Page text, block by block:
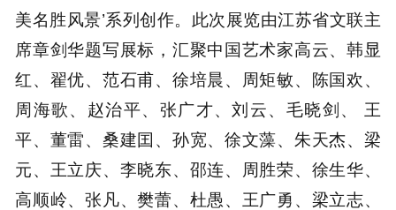
美名胜风景’系列创作。此次展览由江苏省文联主
席章剑华题写展标，汇聚中国艺术家高云、韩显
红、翟优、范石甫、徐培晨、周矩敏、陈国欢、
周海歌、赵治平、张广才、刘云、毛晓剑、 王
平、董雷、桑建囯、孙宽、徐文藻、朱天杰、梁
元、王立庆、李晓东、邵连、周胜荣、徐生华、
高顺岭、张凡、樊蕾、杜愚、王广勇、梁立志、